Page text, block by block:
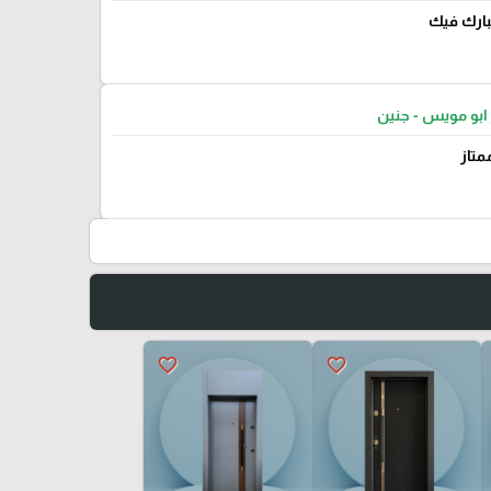
فيك
ابو مويس - جنين
favorite_border
favorite_border